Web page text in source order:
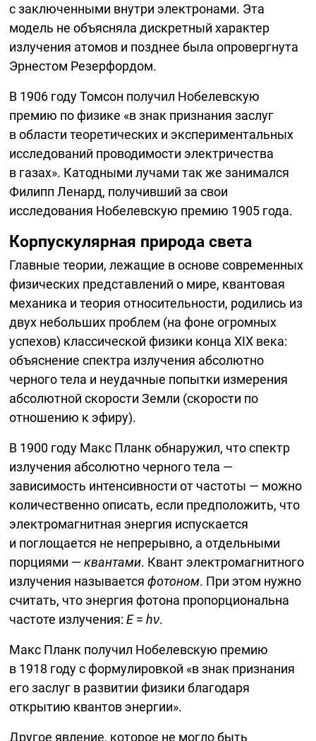
с заключенными внутри электронами. Эта
модель не объясняла дискретный характер
излучения атомов и позднее была опровергнута
Эрнестом Резерфордом.
В 1906 году Томсон получил Нобелевскую
премию по физике «в знак признания заслуг
в области теоретических и экспериментальных
исследований проводимости электричества
в газах». Катодными лучами так же занимался
Филипп Ленард, получивший за свои
исследования Нобелевскую премию 1905 года.
Корпускулярная природа света
Главные теории, лежащие в основе современных
физических представлений о мире, квантовая
механика и теория относительности, родились из
двух небольших проблем (на фоне огромных
успехов) классической физики конца XIX века:
объяснение спектра излучения абсолютно
черного тела и неудачные попытки измерения
абсолютной скорости Земли (скорости по
отношению к эфиру).
В 1900 году Макс Планк обнаружил, что спектр
излучения абсолютно черного тела —
зависимость интенсивности от частоты — можно
количественно описать, если предположить, что
электромагнитная энергия испускается
и поглощается не непрерывно, а отдельными
порциями —квантами. Квант электромагнитного
излучения называетсяфотоном. При этом нужно
считать, что энергия фотона пропорциональна
частоте излучения:E=hν.
Макс Планк получил Нобелевскую премию
в 1918 году с формулировкой «в знак признания
его заслуг в развитии физики благодаря
открытию квантов энергии».
Другое явление, которое не могло быть